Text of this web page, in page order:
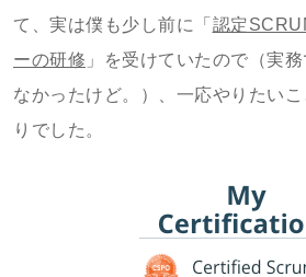
て、実は僕も少し前に「 認定
ーの研修 」を受けていたので（実
なかったけど。）、一応やりたい
りでした。